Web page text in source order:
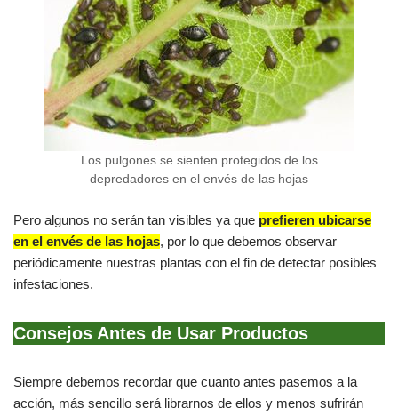
Los pulgones se sienten protegidos de los
depredadores en el envés de las hojas
Pero algunos no serán tan visibles ya que prefieren ubicarse
en el envés de las hojas, por lo que debemos observar
periódicamente nuestras plantas con el fin de detectar posibles
infestaciones.
Consejos Antes de Usar Productos
Siempre debemos recordar que cuanto antes pasemos a la
acción, más sencillo será librarnos de ellos y menos sufrirán